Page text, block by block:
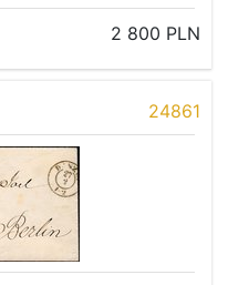
2 800 PLN
24861